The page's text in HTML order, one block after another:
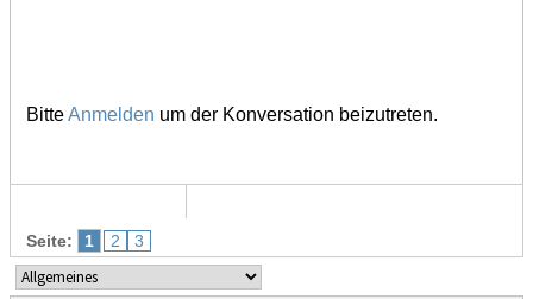
BitteAnmelden um der Konversation beizutreten.
Seite: 1 2 3